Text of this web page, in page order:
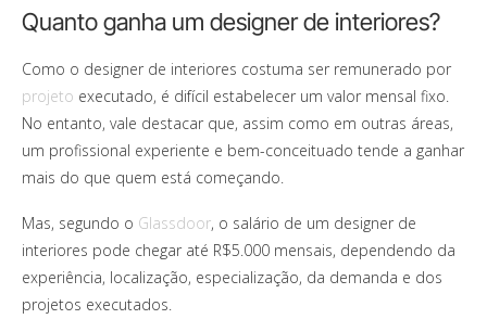
Quanto ganha um designer de interiores?
Como o designer de interiores costuma ser remunerado por
projeto executado, é difícil estabelecer um valor mensal fixo.
No entanto, vale destacar que, assim como em outras áreas,
um profissional experiente e bem-conceituado tende a ganhar
mais do que quem está começando.
Mas, segundo o Glassdoor, o salário de um designer de
interiores pode chegar até R$5.000 mensais, dependendo da
experiência, localização, especialização, da demanda e dos
projetos executados.